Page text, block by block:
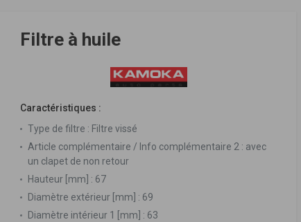
Filtre à huile
Caractéristiques :
Type de filtre : Filtre vissé
Article complémentaire / Info complémentaire 2 : avec
un clapet de non retour
Hauteur [mm] : 67
Diamètre extérieur [mm] : 69
Diamètre intérieur 1 [mm] : 63